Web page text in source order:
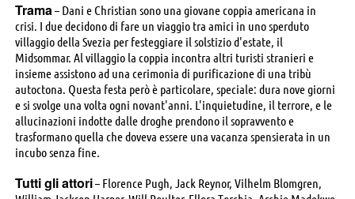
Trama– Dani e Christian sono una giovane coppia americana in
crisi. I due decidono di fare un viaggio tra amici in uno sperduto
villaggio della Svezia per festeggiare il solstizio d'estate, il
Midsommar. Al villaggio la coppia incontra altri turisti stranieri e
insieme assistono ad una cerimonia di purificazione di una tribù
autoctona. Questa festa però è particolare, speciale: dura nove giorni
e si svolge una volta ogni novant'anni. L'inquietudine, il terrore, e le
allucinazioni indotte dalle droghe prendono il sopravvento e
trasformano quella che doveva essere una vacanza spensierata in un
incubo senza fine.
Tutti gli attori– Florence Pugh, Jack Reynor, Vilhelm Blomgren,